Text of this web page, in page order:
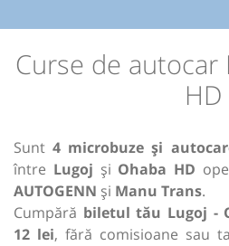
Curse de autocar
HD
Sunt4 microbuze și
între Lugoj și Ohaba HD
AUTOGENN și Manu Trans.
Cumpără biletul tău Lugoj -
12 lei, fără comisioane sau